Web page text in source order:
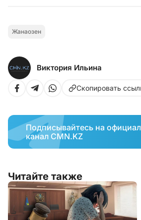
Жанаозен
Виктория Ильина
Скопировать
Подписывайтесь на
канал CMN.KZ
Читайте также